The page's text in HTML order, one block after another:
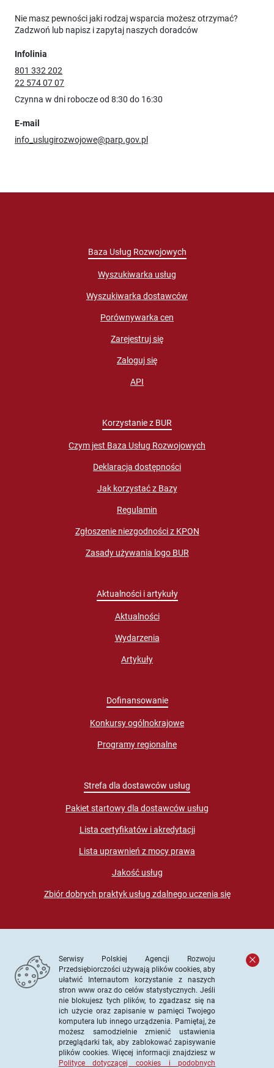
Nie masz pewności jaki rodzaj wsparcia możesz otrzymać?
Zadzwoń lub napisz i zapytaj naszych doradców
Infolinia
801 332 202
22 574 07 07
Czynna w dni robocze od 8:30 do 16:30
E-mail
info_uslugirozwojowe@parp.gov.pl
Baza Usług Rozwojowych
Wyszukiwarka usług
Wyszukiwarka dostawców
Porównywarka cen
Zarejestruj się
Zaloguj się
API
Korzystanie z BUR
Czym jest Baza Usług Rozwojowych
Deklaracja dostępności
Jak korzystać z Bazy
Regulamin
Zgłoszenie niezgodności z KPON
Zasady używania logo BUR
Aktualności i artykuły
Aktualności
Wydarzenia
Artykuły
Dofinansowanie
Konkursy ogólnokrajowe
Programy regionalne
Strefa dla dostawców usług
Pakiet startowy dla dostawców usług
Lista certyfikatów i akredytacji
Lista uprawnień z mocy prawa
Jakość usług
Zbiór dobrych praktyk usług zdalnego uczenia się
© PARP. Wszelkie prawa zastrzeżone
Projekt współfinansowany ze środków Unii Europejskiej w
ramach Europejskiego Funduszu Społecznego
Serwisy Polskiej Agencji Rozwoju
Przedsiębiorczości używają plików cookies, aby
ułatwić Internautom korzystanie z naszych
stron www oraz do celów statystycznych. Jeśli
nie blokujesz tych plików, to zgadzasz się na
ich użycie oraz zapisanie w pamięci Twojego
komputera lub innego urządzenia. Pamiętaj, że
możesz samodzielnie zmienić ustawienia
przeglądarki tak, aby zablokować zapisywanie
plików cookies. Więcej informacji znajdziesz w
Polityce dotyczącej cookies i podobnych